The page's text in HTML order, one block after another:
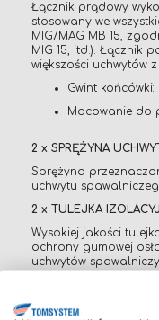
Łącznik prądowy
stosowany we
MIG/MAG MB 15,
MIG 15, itd.). Łącznik
większości uchwytów
Gwint końcówki:
Mocowanie do
2 x SPRĘŻYNA
Sprężyna
uchwytu
2 x TULEJKA
Wysokiej jakości
ochrony gumowej
uchwytów
właściwej pozycji